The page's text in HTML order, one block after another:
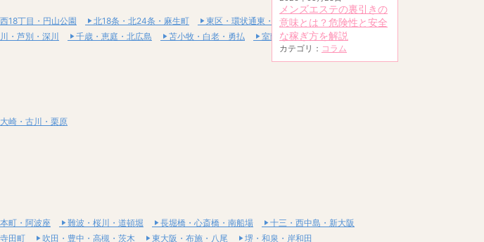
メンズエステの裏引きの
意味とは？危険性と安全
な稼ぎ方を解説
カテゴリ： コラム
18丁目・円山公園 北18条・北24条・麻生町
東区・環状通東・新道東
・芦別・深川 千歳・恵庭・北広島 苫小牧・白老・勇払 室蘭・登別・伊達
大崎・古川・栗原
町・阿波座 難波・桜川・道頓堀 長堀橋・心斎橋・南船場
十三・西中島・新大阪
田町 吹田・豊中・高槻・茨木 東大阪・布施・八尾 堺・和泉・岸和田